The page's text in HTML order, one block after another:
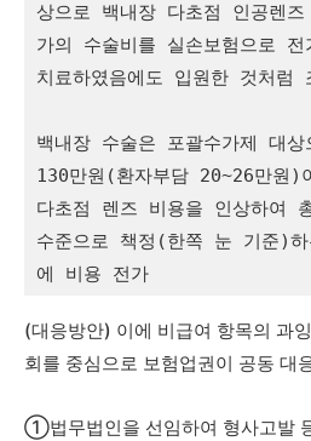
상으로 백내장 다초점 인공렌
가의 수술비를 실손보험으로
치료하였음에도 입원한 것처럼
백내장 수술은 포괄수가제 대
130만원(환자부담 20~26만원)
다초점 렌즈 비용을 인상하여
수준으로 책정(한쪽 눈 기준)
에 비용 전가
(대응방안) 이에 비급여 항목의 과
회를 중심으로 보험업권이 공동 대
①법무법인을 선임하여 형사고발